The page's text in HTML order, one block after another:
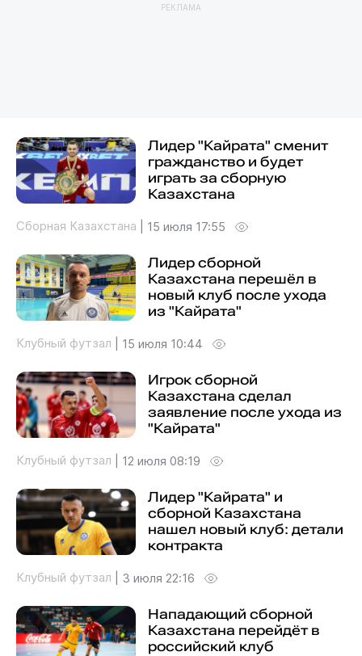
РЕКЛАМА
Лидер "Кайрата" сменит
гражданство и будет
играть за сборную
Казахстана
Сборная Казахстана 15 июля 17:55
Лидер сборной
Казахстана перешёл в
новый клуб после ухода
из "Кайрата"
Клубный футзал 15 июля 10:44
Игрок сборной
Казахстана сделал
заявление после ухода из
"Кайрата"
Клубный футзал 12 июля 08:19
Лидер "Кайрата" и
сборной Казахстана
нашел новый клуб: детали
контракта
Клубный футзал 3 июля 22:16
Нападающий сборной
Казахстана перейдёт в
российский клуб